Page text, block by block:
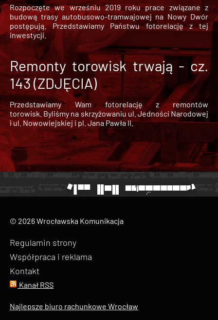
Rozpoczęte we wrześniu 2019 roku prace związane z
budową trasy autobusowo-tramwajowej na Nowy Dwór
postępują. Przedstawiamy Państwu fotorelację z tej
inwestycji.
Remonty torowisk trwają - cz.
143 (ZDJĘCIA)
Przedstawiamy Wam fotorelację z remontów
torowisk. Byliśmy na skrzyżowaniu ul. Jedności Narodowej
i ul. Nowowiejskiej i pl. Jana Pawła II.
© 2026 Wrocławska Komunikacja
Regulamin strony
Współpraca i reklama
Kontakt
Kanał RSS
Najlepsze biuro rachunkowe Wrocław